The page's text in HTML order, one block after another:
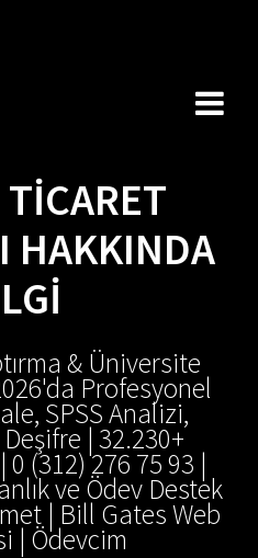
TICARET
HAKKINDA
& Üniversite
Profesyonel
SPSS Analizi,
| 32.230+
0 (312) 276 75 93 |
ve Ödev Destek
| Bill Gates Web
| Ödevcim